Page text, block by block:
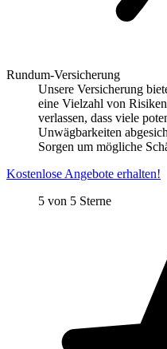
Rundum-Versicherung
Unsere Versicherung
eine Vielzahl von
verlassen, dass viele
Unwägbarkeiten
Sorgen um mögliche
Kostenlose Angebote erhalten!
5 von 5 Sterne